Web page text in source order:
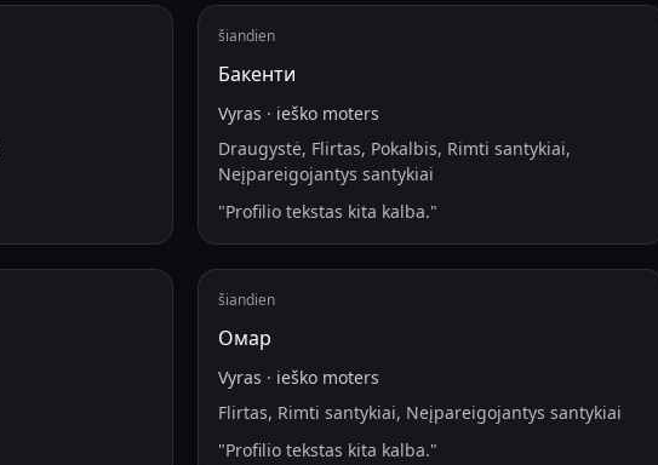
šiandien
Бакенти
Vyras · ieško moters
Draugystė, Flirtas, Pokalbis, Rimti santykiai,
Neįpareigojantys santykiai
"Profilio tekstas kita kalba."
šiandien
Омар
Vyras · ieško moters
Flirtas, Rimti santykiai, Neįpareigojantys santykiai
"Profilio tekstas kita kalba."